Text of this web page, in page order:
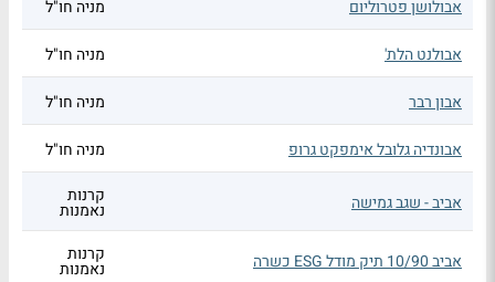
אבולושן פטרוליום מניה חו"ל
אבולנט הלת' מניה חו"ל
אבון רבר מניה חו"ל
אבונדיה גלובל אימפקט גרופ מניה חו"ל
אביב - שגב גמישה קרנות
נאמנות
אביב 10/90 תיק מודל ESG כשרה קרנות
נאמנות